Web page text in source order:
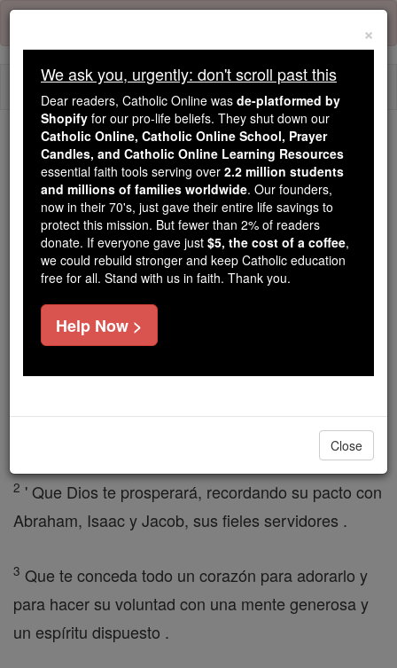
Skip
content
Trending:
Daily Reading for Thursday, October ...
Today's Reading The Mysteries of the Rosary
2 Macabeos - Capítulo 1
2 Macabeos ⌄
" A sus hermanos, los judíos que vivían en Egipto,
2 ' Que Dios te prosperará, recordando su pacto con
Abraham, Isaac y Jacob, sus fieles servidores .
3 Que te conceda todo un corazón para adorarlo y
para hacer su voluntad con una mente generosa y
un espíritu dispuesto .
×
We ask you, urgently: don't scroll past this
Dear readers, Catholic Online was de-platformed by
Shopify for our pro-life beliefs. They shut down our
Catholic Online, Catholic Online School, Prayer
Candles, and Catholic Online Learning Resources
essential faith tools serving over 2.2 million students
and millions of families worldwide. Our founders,
now in their 70's, just gave their entire life savings to
protect this mission. But fewer than 2% of readers
donate. If everyone gave just $5, the cost of a coffee,
we could rebuild stronger and keep Catholic education
free for all. Stand with us in faith. Thank you.
Help Now >
Close